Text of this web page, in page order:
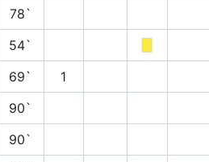
78`
54`
69`
1
90`
90`